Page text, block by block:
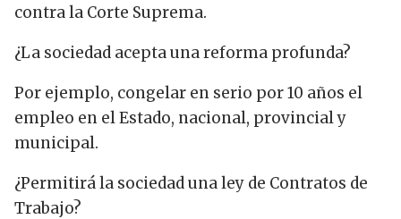
contra la Corte Suprema.
¿La sociedad acepta una reforma profunda?
Por ejemplo, congelar en serio por 10 años el
empleo en el Estado, nacional, provincial y
municipal.
¿Permitirá la sociedad una ley de Contratos de
Trabajo?